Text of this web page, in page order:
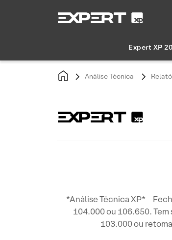
Expert XP
Análise Técnica
*Análise Técnica XP*
104.000 ou 106.650.
103.000 ou